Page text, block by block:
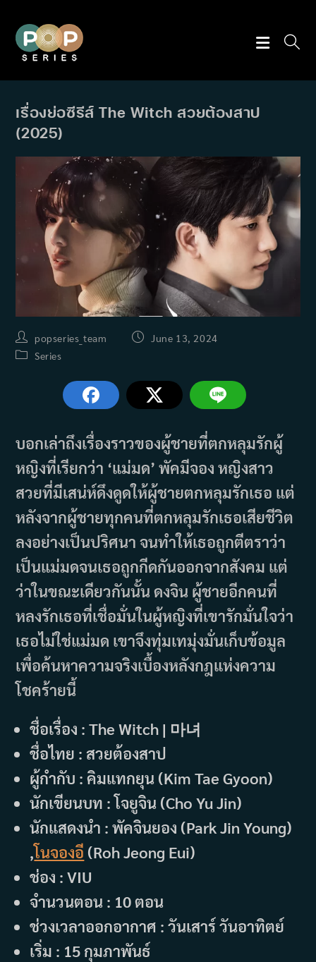
content
เรื่องย่อซีรีส์ The Witch สวยต้องสาป
(2025)
Post
author:
popseries_team
Post June 13, 2024
PostSeries
บอกเล่าถึงเรื่องราวของผู้ชายที่ตกหลุมรักผู้
หญิงที่เรียกว่า ‘แม่มด’ พัคมีจอง หญิงสาว
สวยที่มีเสน่ห์ดึงดูดให้ผู้ชายตกหลุมรักเธอ แต่
หลังจากผู้ชายทุกคนที่ตกหลุมรักเธอเสียชีวิต
ลงอย่างเป็นปริศนา จนทำให้เธอถูกตีตราว่า
เป็นแม่มดจนเธอถูกกีดกันออกจากสังคม แต่
ว่าในขณะเดียวกันนั้น ดงจิน ผู้ชายอีกคนที่
หลงรักเธอที่เชื่อมั่นในผู้หญิงที่เขารักมั่นใจว่า
เธอไม่ใช่แม่มด เขาจึงทุ่มเทมุ่งมั่นเก็บข้อมูล
เพื่อค้นหาความจริงเบื้องหลังกฎแห่งความ
โชคร้ายนี้
ชื่อเรื่อง : The Witch | 마녀
ชื่อไทย : สวยต้องสาป
ผู้กำกับ : คิมแทกยุน (Kim Tae Gyoon)
นักเขียนบท : โจยูจิน (Cho Yu Jin)
นักแสดงนำ : พัคจินยอง (Park Jin Young)
,โนจองอี (Roh Jeong Eui)
ช่อง : VIU
จำนวนตอน : 10 ตอน
ช่วงเวลาออกอากาศ : วันเสาร์ วันอาทิตย์
เริ่ม : 15 กุมภาพันธ์